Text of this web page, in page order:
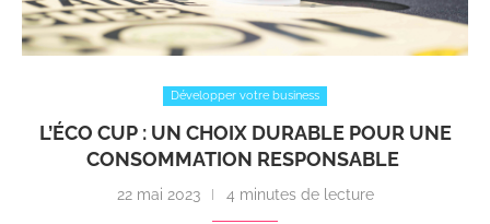
Développer votre business
L’ÉCO CUP : UN CHOIX DURABLE POUR UNE
CONSOMMATION RESPONSABLE
22 mai 2023 4 minutes de lecture